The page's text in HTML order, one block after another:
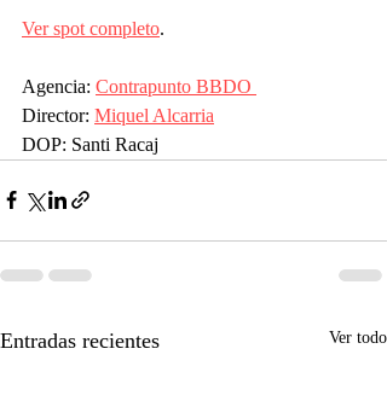
Ver spot completo.
Agencia: Contrapunto BBDO
Director: Miquel Alcarria
DOP: Santi Racaj
Entradas recientes Ver todo